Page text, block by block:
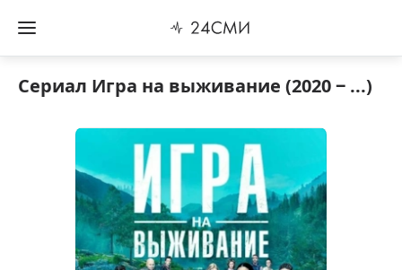
Сериал Игра на выживание (2020 ‒ ...)